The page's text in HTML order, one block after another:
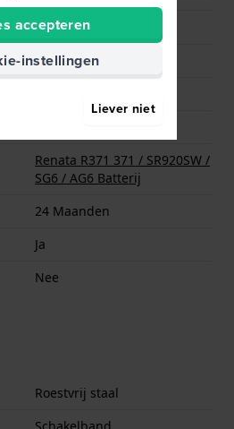
Seiko Instruments Inc.
Nee
Renata R371 371 / SR920SW /
SG6 / AG6 Batterij
24 Maanden
Ja
Nee
Roestvrij staal
accepteren
instellingen
Liever niet